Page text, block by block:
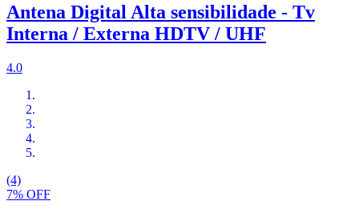
Antena Digital Alta sensibilidade - Tv
Interna / Externa HDTV / UHF
4.0
(4)
7% OFF